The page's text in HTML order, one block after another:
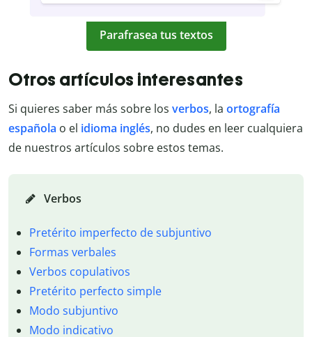
Parafrasea tus textos
Otros artículos interesantes
Si quieres saber más sobre los verbos, la ortografía
española o el idioma inglés, no dudes en leer cualquiera
de nuestros artículos sobre estos temas.
Verbos
Pretérito imperfecto de subjuntivo
Formas verbales
Verbos copulativos
Pretérito perfecto simple
Modo subjuntivo
Modo indicativo